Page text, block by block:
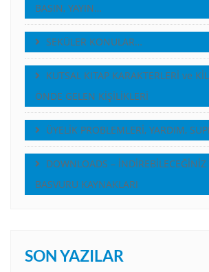
BASIN, YAYIN…
SEKÜLER KONULAR…
KUTSAL KITAP KARAKTERLERİ ve
ÖNDE GELEN KİŞİLİKLERİ
ÜYELİK PROBLEMLERİ, YARDIM,
DOWNLOADS – İNDİREBİLECEĞİNİZ
BASVURU KAYNAKLARI
SON YAZILAR